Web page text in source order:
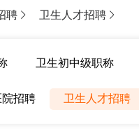
聘 卫生人才招聘
卫生初中级职称
院招聘 卫生人才招聘